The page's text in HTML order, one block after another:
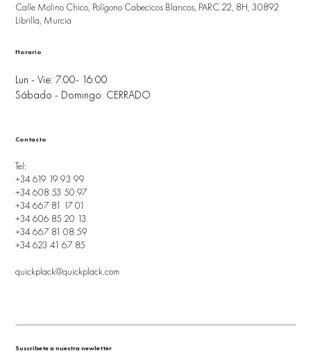
Calle Molino Chico, Polígono Cabecicos Blancos, PARC.22, 8H, 30892
Librilla, Murcia
Lun - Vie: 7:00- 16:00
Sábado - Domingo: CERRADO
Horario
Tel:
+34 619 19 93 99
+34 608 53 50 97
+34 667 81 17 01
+34 606 85 20 13
+34 667 81 08 59
+34 623 41 67 85
quickplack@quickplack.com
Contacto
Suscríbete a nuestra newletter